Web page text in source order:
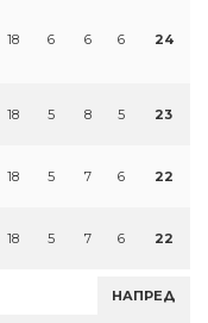
18 6 6 6 24
18 5 8 5 23
18 5 7 6 22
18 5 7 6 22
НАПРЕД